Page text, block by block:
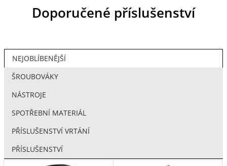
Doporučené příslušenství
NEJOBLÍBENĚJŠÍ
ŠROUBOVÁKY
NÁSTROJE
SPOTŘEBNÍ MATERIÁL
PŘÍSLUŠENSTVÍ VRTÁNÍ
PŘÍSLUŠENSTVÍ